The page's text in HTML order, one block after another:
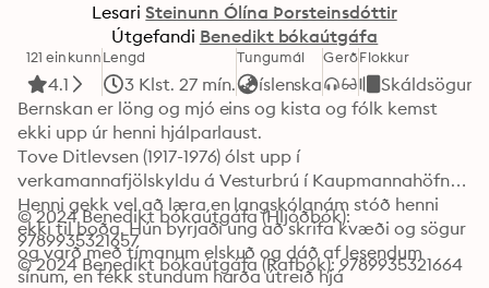
Lesari Steinunn Ólína Þorsteinsdóttir
Útgefandi Benedikt bókaútgáfa
121 einkunn
4.1
Lengd
3 Klst. 27 mín.
Tungumál
íslenska
GerðFlokkur
Skáldsögur
Bernskan er löng og mjó eins og kista og fólk kemst
ekki upp úr henni hjálparlaust.
Tove Ditlevsen (1917-1976) ólst upp í
verkamannafjölskyldu á Vesturbrú í Kaupmannahöfn.
Henni gekk vel að læra en langskólanám stóð henni
ekki til boða. Hún byrjaði ung að skrifa kvæði og sögur
og varð með tímanum elskuð og dáð af lesendum
sínum, en fékk stundum harða útreið hjá
© 2024 Benedikt bókaútgáfa (Hljóðbók):
9789935321657
© 2024 Benedikt bókaútgáfa (Rafbók): 9789935321664